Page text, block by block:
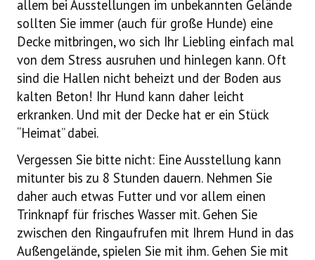
allem bei Ausstellungen im unbekannten Gelände
sollten Sie immer (auch für große Hunde) eine
Decke mitbringen, wo sich Ihr Liebling einfach mal
von dem Stress ausruhen und hinlegen kann. Oft
sind die Hallen nicht beheizt und der Boden aus
kalten Beton! Ihr Hund kann daher leicht
erkranken. Und mit der Decke hat er ein Stück
“Heimat” dabei.
Vergessen Sie bitte nicht: Eine Ausstellung kann
mitunter bis zu 8 Stunden dauern. Nehmen Sie
daher auch etwas Futter und vor allem einen
Trinknapf für frisches Wasser mit. Gehen Sie
zwischen den Ringaufrufen mit Ihrem Hund in das
Außengelände, spielen Sie mit ihm. Gehen Sie mit